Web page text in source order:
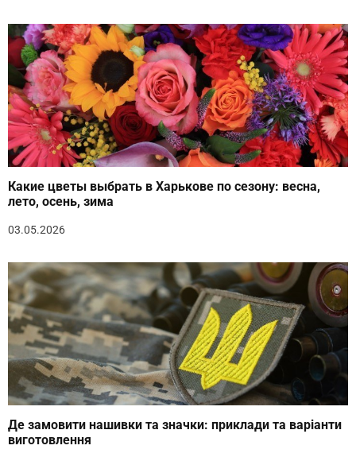
Какие цветы выбрать в Харькове по сезону: весна,
лето, осень, зима
03.05.2026
Де замовити нашивки та значки: приклади та варіанти
виготовлення